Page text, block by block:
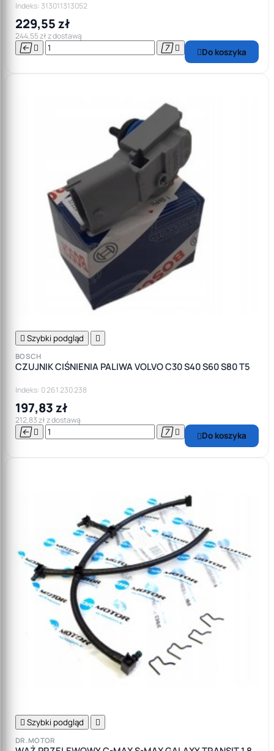
Indeks: 313011313052
229,55 zł
244,55 zł z dostawą
    Do koszyka
 Szybki podgląd 
BOSCH
CZUJNIK CIŚNIENIA PALIWA VOLVO C30 S40 S60 S80 T5
Indeks: 0 261 230 238
197,83 zł
212,83 zł z dostawą
    Do koszyka
 Szybki podgląd 
DR.MOTOR